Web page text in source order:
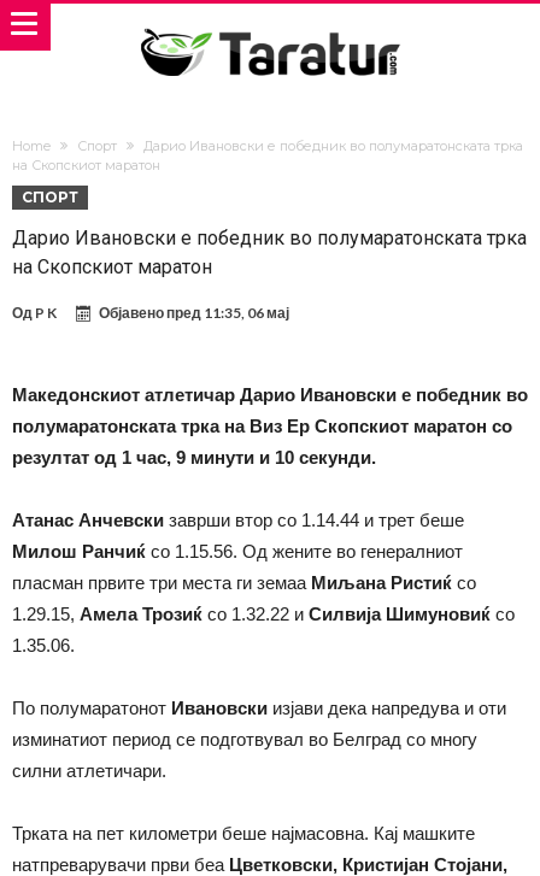
Home Спорт
Дарио Ивановски е победник во полумаратонската трка
на Скопскиот маратон
СПОРТ
Дарио Ивановски е победник во полумаратонската трка
на Скопскиот маратон
Од P K Објавено пред 11:35, 06 мај
Македонскиот атлетичар Дарио Ивановски е победник во
полумаратонската трка на Виз Ер Скопскиот маратон со
резултат од 1 час, 9 минути и 10 секунди.
Атанас Анчевски заврши втор со 1.14.44 и трет беше
Милош Ранчиќ со 1.15.56. Од жените во генералниот
пласман првите три места ги земаа Миљана Ристиќ со
1.29.15, Амела Трозиќ со 1.32.22 и Силвија Шимуновиќ со
1.35.06.
По полумаратонот Ивановски изјави дека напредува и оти
изминатиот период се подготвувал во Белград со многу
силни атлетичари.
Трката на пет километри беше најмасовна. Кај машките
натпреварувачи први беа Цветковски, Кристијан Стојани,